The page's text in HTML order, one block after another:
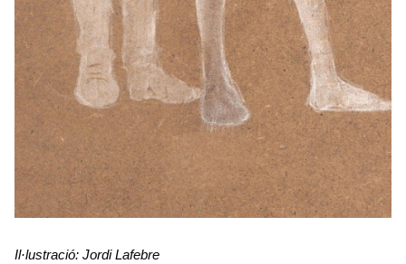
Il·lustració: Jordi Lafebre